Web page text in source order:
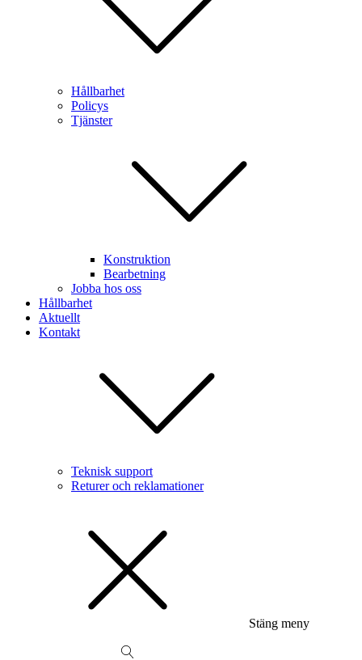
Hållbarhet
Policys
Tjänster
Konstruktion
Bearbetning
Jobba hos oss
Hållbarhet
Aktuellt
Kontakt
Teknisk support
Returer och reklamationer
Stäng meny